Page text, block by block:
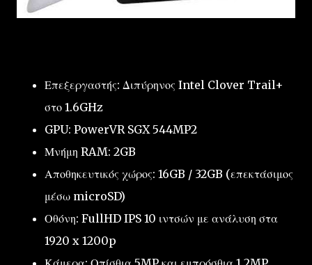
Επεξεργαστής: Διπύρηνος Intel Clover Trail+
στο 1.6GHz
GPU: PowerVR SGX 544MP2
Μνήμη RAM: 2GB
Αποθηκευτικός χώρος: 16GB / 32GB (επεκτάσιμος
μέσω microSD)
Οθόνη: FullHD IPS 10 ιντσών με ανάλυση στα
1920 x 1200p